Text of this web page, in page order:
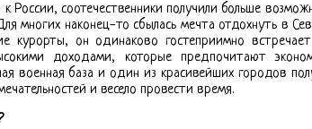
России, соотечественники получили больше
многих наконец-то сбылась мечта отдохнуть в
курорты, он одинаково гостеприимно
доходами, которые предпочитают
военная база и один из красивейших городов
и весело провести время.